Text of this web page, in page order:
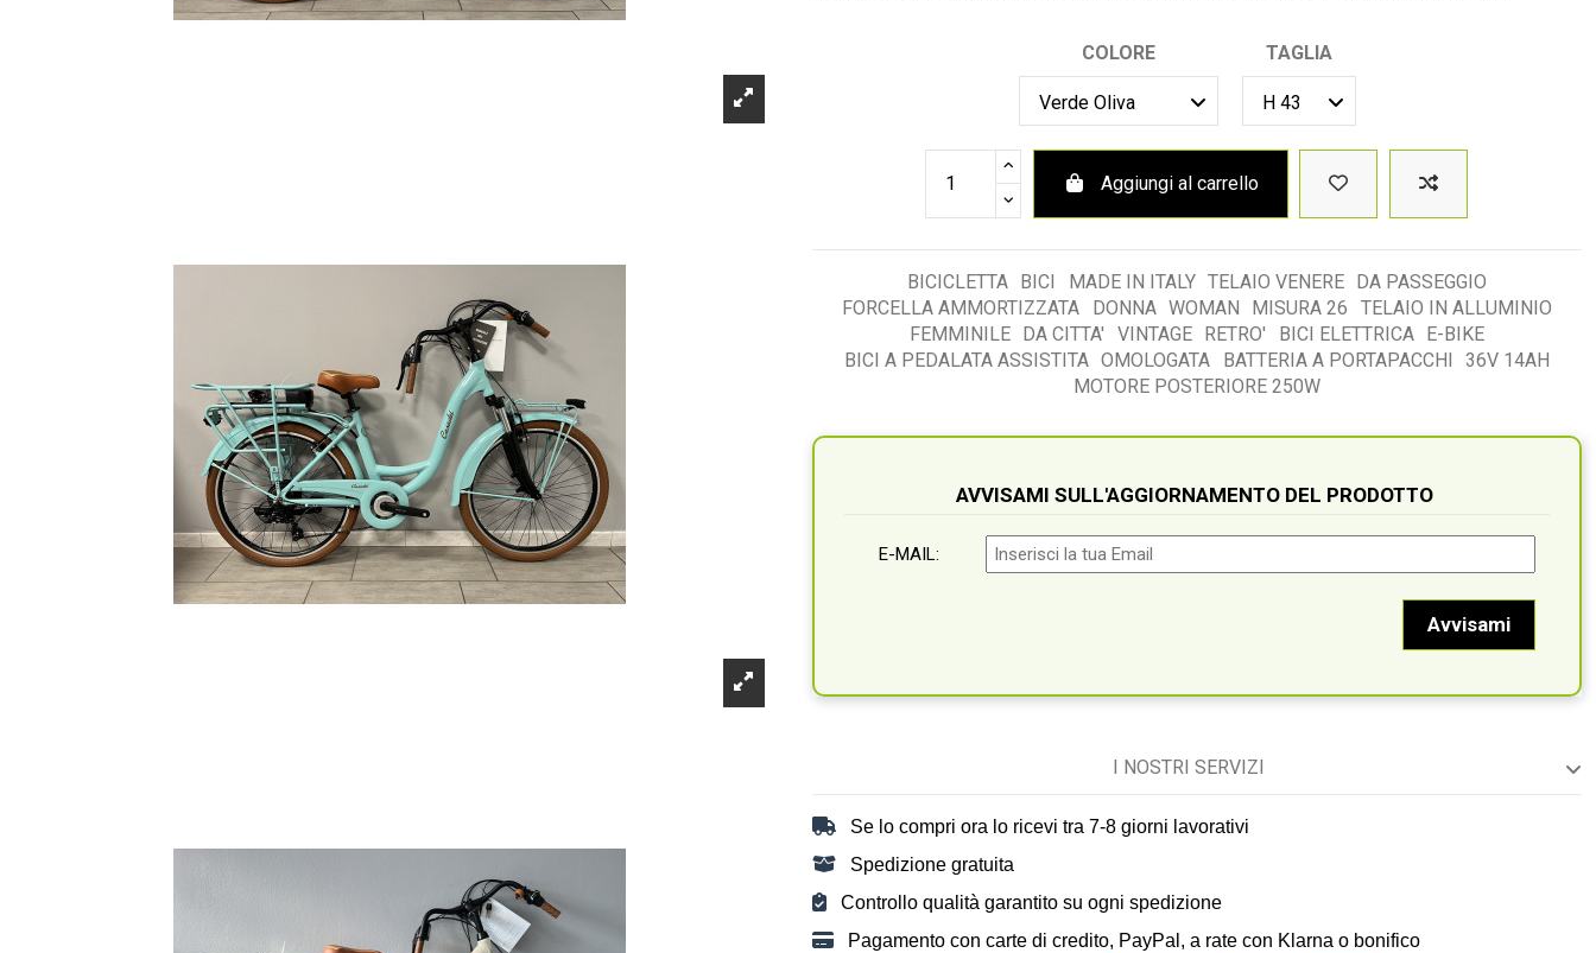
COLORE TAGLIA
Aggiungi al carrello
BICICLETTA BICI MADE IN ITALY TELAIO VENERE DA PASSEGGIO
FORCELLA AMMORTIZZATA
DONNA WOMAN MISURA 26
TELAIO IN ALLUMINIO
FEMMINILE DA CITTA' VINTAGE RETRO' BICI ELETTRICA
E-BIKE
BICI A PEDALATA ASSISTITA OMOLOGATA BATTERIA A PORTAPACCHI
36V 14AH
MOTORE POSTERIORE 250W
AVVISAMI SULL'AGGIORNAMENTO DEL PRODOTTO
E-MAIL:
I NOSTRI SERVIZI
Se lo compri ora lo ricevi tra 7-8 giorni lavorativi
Spedizione gratuita
Controllo qualità garantito su ogni spedizione
Pagamento con carte di credito, PayPal, a rate con Klarna o bonifico